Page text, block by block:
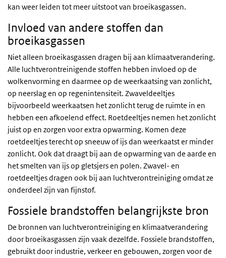
kan weer leiden tot meer uitstoot van broeikasgassen.
Invloed van andere stoffen dan
broeikasgassen
Niet alleen broeikasgassen dragen bij aan klimaatverandering.
Alle luchtverontreinigende stoffen hebben invloed op de
wolkenvorming en daarmee op de weerkaatsing van zonlicht,
op neerslag en op regenintensiteit. Zwaveldeeltjes
bijvoorbeeld weerkaatsen het zonlicht terug de ruimte in en
hebben een afkoelend effect. Roetdeeltjes nemen het zonlicht
juist op en zorgen voor extra opwarming. Komen deze
roetdeeltjes terecht op sneeuw of ijs dan weerkaatst er minder
zonlicht. Ook dat draagt bij aan de opwarming van de aarde en
het smelten van ijs op gletsjers en polen. Zwavel- en
roetdeeltjes dragen ook bij aan luchtverontreiniging omdat ze
onderdeel zijn van fijnstof.
Fossiele brandstoffen belangrijkste bron
De bronnen van luchtverontreiniging en klimaatverandering
door broeikasgassen zijn vaak dezelfde. Fossiele brandstoffen,
gebruikt door industrie, verkeer en gebouwen, zorgen voor de